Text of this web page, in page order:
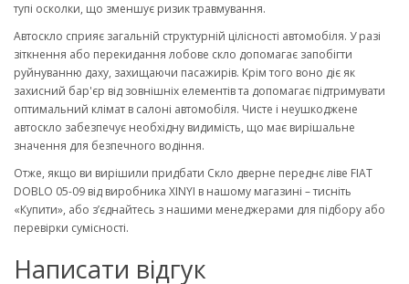
тупі осколки, що зменшує ризик травмування.
Автоскло сприяє загальній структурній цілісності автомобіля. У разі
зіткнення або перекидання лобове скло допомагає запобігти
руйнуванню даху, захищаючи пасажирів. Крім того воно діє як
захисний бар'єр від зовнішніх елементів та допомагає підтримувати
оптимальний клімат в салоні автомобіля. Чисте і неушкоджене
автоскло забезпечує необхідну видимість, що має вирішальне
значення для безпечного водіння.
Отже, якщо ви вирішили придбати Скло дверне переднє ліве FIAT
DOBLO 05-09 від виробника XINYI в нашому магазині – тисніть
«Купити», або з’єднайтесь з нашими менеджерами для підбору або
перевірки сумісності.
Написати відгук